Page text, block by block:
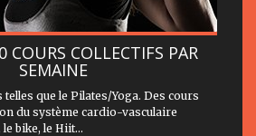
COURS COLLECTIFS PAR
SEMAINE
que le Pilates/Yoga. Des cours
du système cardio-vasculaire
bike, le Hiit...